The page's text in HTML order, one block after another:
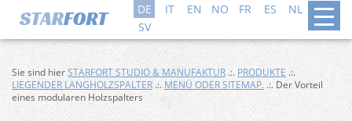
DE IT EN NO FR ES NL
DA
SV
Sie sind hierSTARFORT STUDIO & MANUFAKTUR .:. PRODUKTE .:.
LIEGENDER LANGHOLZSPALTER .:. MENÜ ODER SITEMAP. .:. Der Vorteil
eines modularen Holzspalters